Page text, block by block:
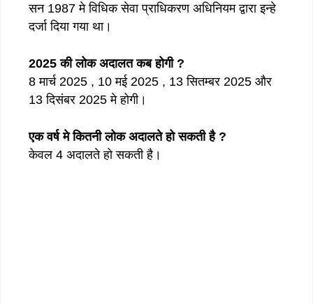
सन 1987 मे विधिक सेवा प्राधिकरण अधिनियम द्वारा इन्हे
दर्जा दिया गया था।
2025 की लोक अदालत कब होगी ?
8 मार्च 2025 , 10 मई 2025 , 13 सितम्बर 2025 और
13 दिसंबर 2025 मे होगी।
एक वर्ष मे कितनी लोक अदालते हो सकती है ?
केवल 4 अदालते हो सकती है।